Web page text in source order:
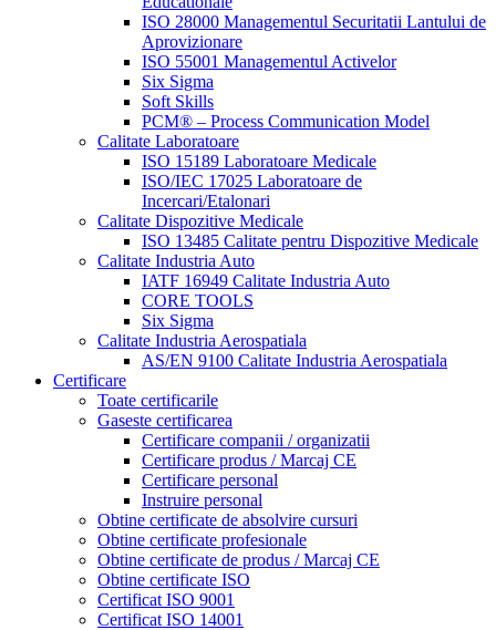
ISO 28000 Managementul Securitatii Lantului de
Aprovizionare
ISO 55001 Managementul Activelor
Six Sigma
Soft Skills
PCM® – Process Communication Model
Calitate Laboratoare
ISO 15189 Laboratoare Medicale
ISO/IEC 17025 Laboratoare de
Incercari/Etalonari
Calitate Dispozitive Medicale
ISO 13485 Calitate pentru Dispozitive Medicale
Calitate Industria Auto
IATF 16949 Calitate Industria Auto
CORE TOOLS
Six Sigma
Calitate Industria Aerospatiala
AS/EN 9100 Calitate Industria Aerospatiala
Certificare
Toate certificarile
Gaseste certificarea
Certificare companii / organizatii
Certificare produs / Marcaj CE
Certificare personal
Instruire personal
Obtine certificate de absolvire cursuri
Obtine certificate profesionale
Obtine certificate de produs / Marcaj CE
Obtine certificate ISO
Certificat ISO 9001
Certificat ISO 14001